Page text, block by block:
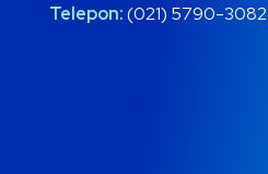
Telepon:(021) 5790-3082